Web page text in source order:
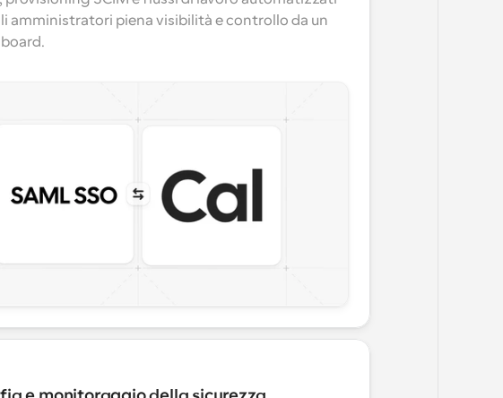
amministratori piena visibilità e controllo da un